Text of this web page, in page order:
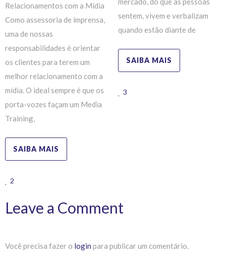
Relacionamentos com a Mídia
Como assessoria de imprensa,
uma de nossas
responsabilidades é orientar
os clientes para terem um
melhor relacionamento com a
mídia. O ideal sempre é que os
porta-vozes façam um Media
Training,
SAIBA MAIS
2
sentem, vivem e verbalizam
quando estão diante de
SAIBA MAIS
3
Leave a Comment
Você precisa fazer o login para publicar um comentário.